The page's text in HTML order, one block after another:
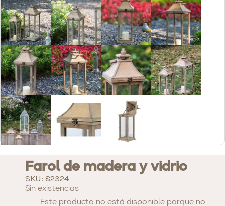
Farol de madera y vidrio
SKU: 82324
Sin existencias
Este producto no está disponible porque no